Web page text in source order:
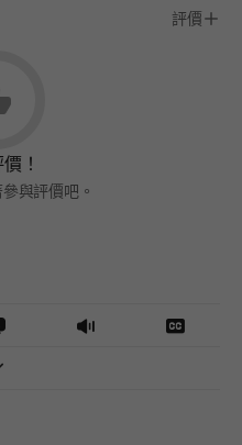
評價
！
與評價吧。